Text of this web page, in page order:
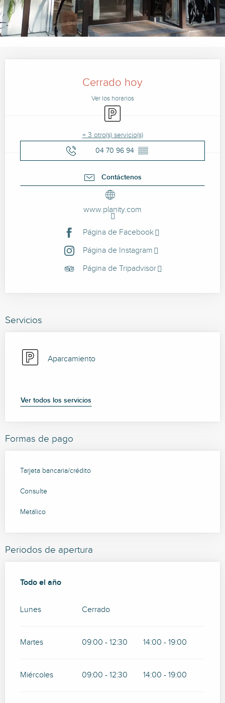
Cerrado hoy
Ver los horarios
Aparcamiento
+ 3 otro(s) servicio(s)
04 70 96 94 ▒▒
Contáctenos
www.planity.com
Página de Facebook
Página de Instagram
Página de Tripadvisor
Servicios
Aparcamiento
Ver todos los servicios
Formas de pago
Tarjeta bancaria/crédito
Consulte
Metálico
Periodos de apertura
Todo el año
Todo el año
Lunes Cerrado
Martes 09:00 - 12:30 14:00 - 19:00
Miércoles 09:00 - 12:30 14:00 - 19:00